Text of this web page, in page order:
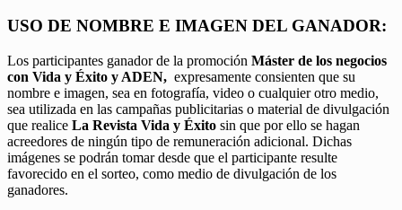
USO DE NOMBRE E IMAGEN DEL GANADOR:
Los participantes ganador de la promoción Máster de los negocios
con Vida y Éxito y ADEN, expresamente consienten que su
nombre e imagen, sea en fotografía, video o cualquier otro medio,
sea utilizada en las campañas publicitarias o material de divulgación
que realice La Revista Vida y Éxito sin que por ello se hagan
acreedores de ningún tipo de remuneración adicional. Dichas
imágenes se podrán tomar desde que el participante resulte
favorecido en el sorteo, como medio de divulgación de los
ganadores.